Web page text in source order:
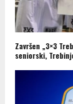
Završen „3×3
seniorski,